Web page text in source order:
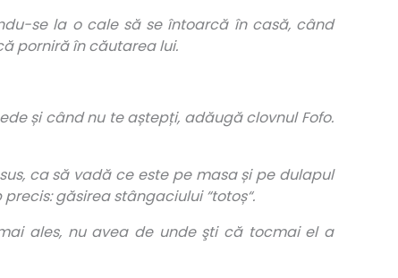
se la o cale să se întoarcă în casă, când
porniră în căutarea lui.
și când nu te aștepți, adăugă clovnul Fofo.
ca să vadă ce este pe masa și pe dulapul
găsirea stângaciului “totoș“.
ales, nu avea de unde şti că tocmai el a